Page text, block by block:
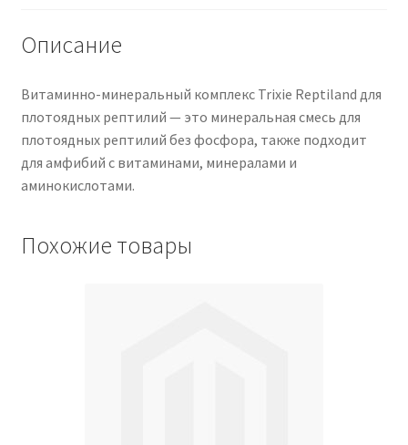
Описание
Витаминно-минеральный комплекс Trixie Reptiland для
плотоядных рептилий — это минеральная смесь для
плотоядных рептилий без фосфора, также подходит
для амфибий с витаминами, минералами и
аминокислотами.
Похожие товары